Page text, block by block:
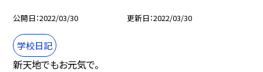
公開日 2022/03/30 更新日 2022/03/30
学校日記
新天地でもお元気で。